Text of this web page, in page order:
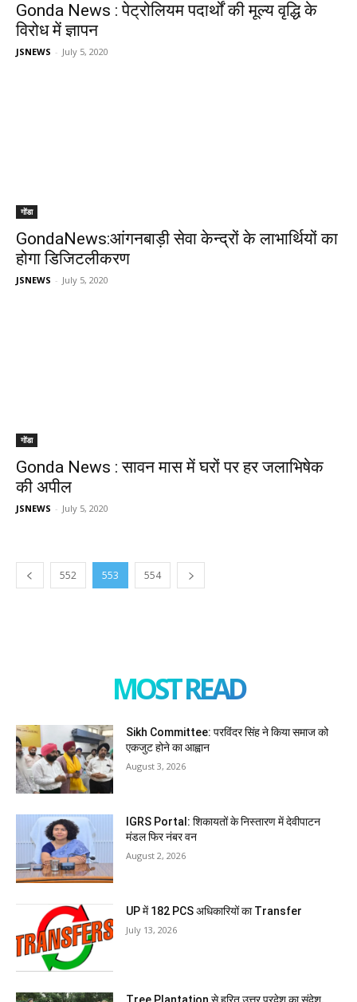
Gonda News : पेट्रोलियम पदार्थों की मूल्य वृद्धि के
विरोध में ज्ञापन
JSNEWS - July 5, 2020
गोंडा
GondaNews:आंगनबाड़ी सेवा केन्द्रों के लाभार्थियों का
होगा डिजिटलीकरण
JSNEWS - July 5, 2020
गोंडा
Gonda News : सावन मास में घरों पर हर जलाभिषेक
की अपील
JSNEWS - July 5, 2020
552 553 554
MOST READ
Sikh Committee: परविंदर सिंह ने किया समाज को
एकजुट होने का आह्वान
August 3, 2026
IGRS Portal: शिकायतों के निस्तारण में देवीपाटन
मंडल फिर नंबर वन
August 2, 2026
UP में 182 PCS अधिकारियों का Transfer
July 13, 2026